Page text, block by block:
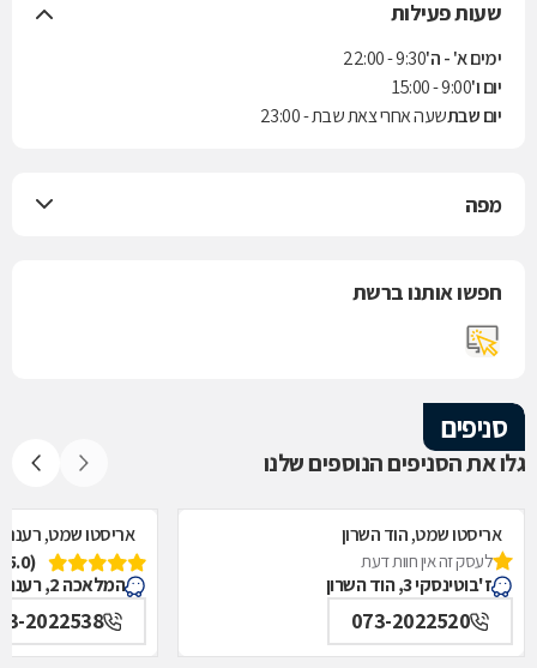
שעות פעילות
ימים א' - ה'9:30 - 22:00
יום ו'9:00 - 15:00
יום שבתשעה אחרי צאת שבת - 23:00
מפה
חפשו אותנו ברשת
סניפים
גלו את הסניפים הנוספים שלנו
אריסטו שמט, הוד השרון
לעסק זה אין חוות דעת
ז'בוטינסקי 3, הוד השרון
073-2022520
אריסטו שמט,
(5.0)
המלאכה 2, רעננה
2022538